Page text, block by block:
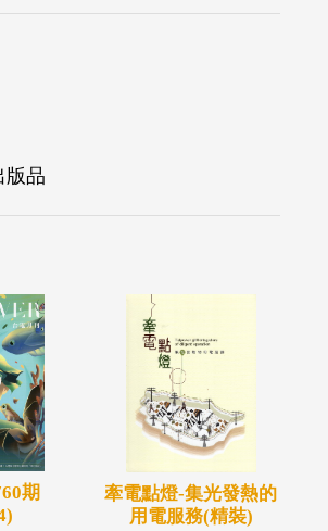
版品
期
牽電點燈-集光發熱的
用電服務(精裝)